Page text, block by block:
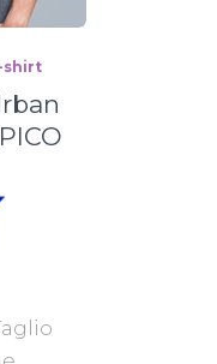
shirt